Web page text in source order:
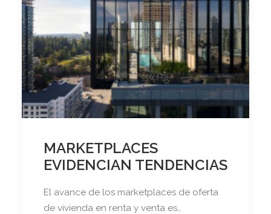
MARKETPLACES
EVIDENCIAN TENDENCIAS
El avance de los marketplaces de oferta
de vivienda en renta y venta es…